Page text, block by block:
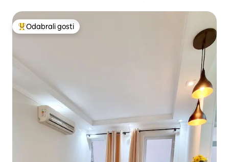
Među najviše rangiranima s oznakom „Odabrali gosti”
Odabrali gosti